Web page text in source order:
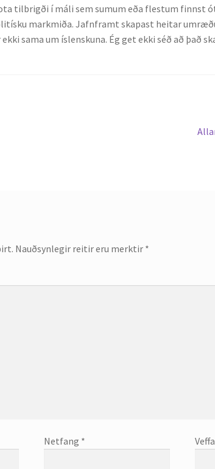
tilbrigði í máli sem sumum eða flestum finnst
markmiða. Jafnframt skapast heitar
sama um íslenskuna. Ég get ekki séð að það
Nauðsynlegir reitir eru merktir *
Netfang *